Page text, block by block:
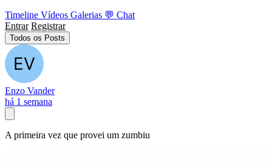
Timeline Vídeos Galerias 💬 Chat
Entrar Registrar
Todos os Posts
Enzo Vander
há 1 semana
A primeira vez que provei um zumbiu